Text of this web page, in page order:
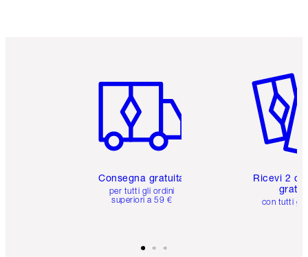
Consegna gratuita
per tutti gli ordini
superiori a 59 €
Ricevi 2
con tutti gli